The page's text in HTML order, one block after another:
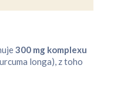
300 mg komplexu
longa), z toho